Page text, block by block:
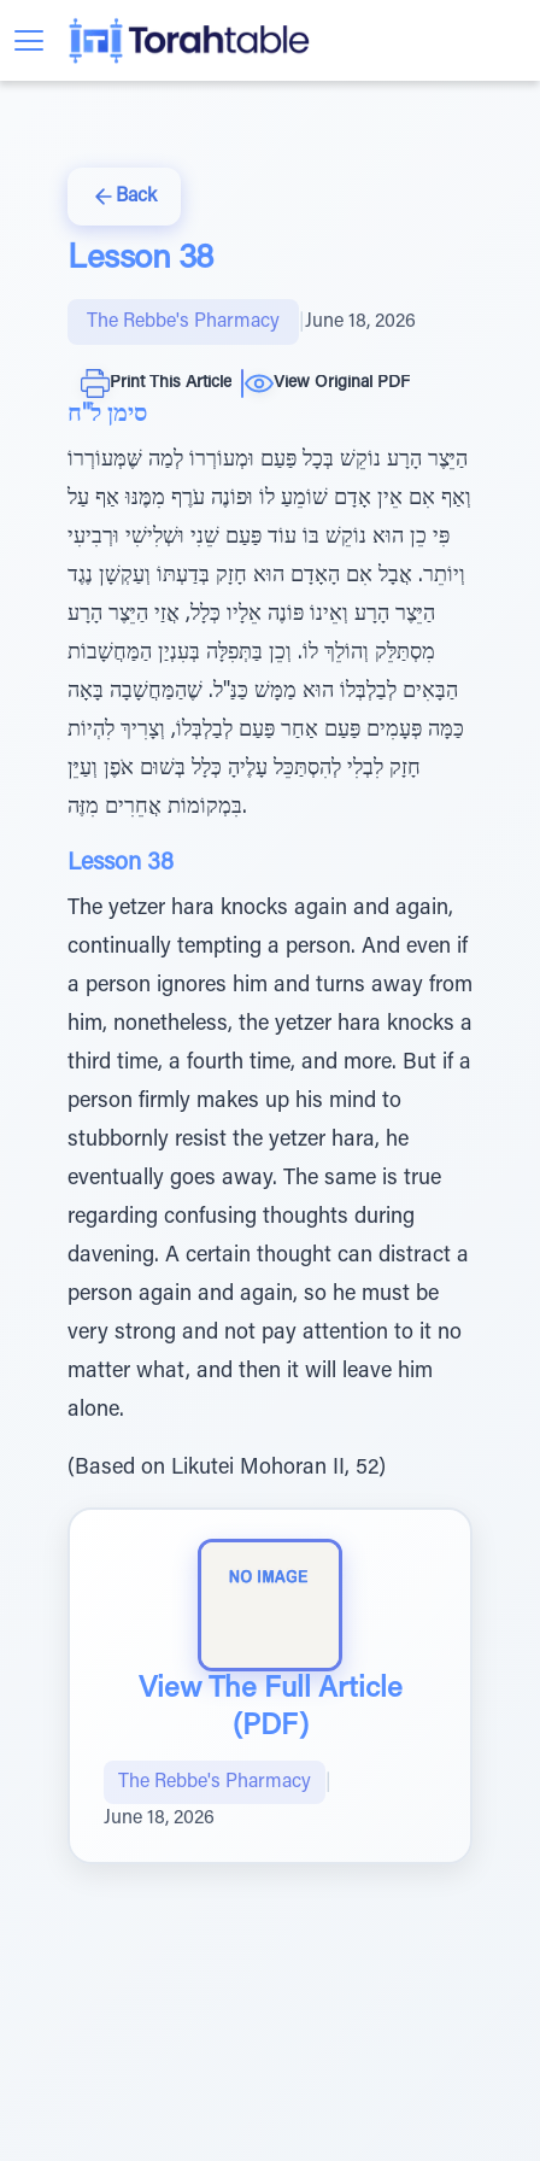
Back
Lesson 38
The Rebbe's Pharmacy June 18, 2026
Print This Article View Original PDF
סימן ל"ח
הַיֵּצֶר הָרָע נוֹקֵשׁ בְּכָל פַּעַם וּמְעוֹרְרוֹ לְמַה שֶּׁמְּעוֹרְרוֹ
וְאַף אִם אֵין אָדָם שׁוֹמֵעַ לוֹ וּפוֹנֶה עֹרֶף מִמֶּנּוּ אַף עַל
פִּי כֵן הוּא נוֹקֵשׁ בּוֹ עוֹד פַּעַם שֵׁנִי וּשְׁלִישִׁי וּרְבִיעִי
וְיוֹתֵר. אֲבָל אִם הָאָדָם הוּא חָזָק בְּדַעְתּוֹ וְעַקְשָׁן נֶגֶד
הַיֵּצֶר הָרָע וְאֵינוֹ פּוֹנֶה אֵלָיו כְּלָל, אֲזַי הַיֵּצֶר הָרָע
מִסְתַּלֵּק וְהוֹלֵךְ לוֹ. וְכֵן בַּתְּפִלָּה בְּעִנְיַן הַמַּחֲשָׁבוֹת
הַבָּאִים לְבַלְבְּלוֹ הוּא מַמָּשׁ כַּנַּ"ל. שֶׁהַמַּחֲשָׁבָה בָּאָה
כַּמָּה פְּעָמִים פַּעַם אַחַר פַּעַם לְבַלְבְּלוֹ, וְצָרִיךְ לִהְיוֹת
חָזָק לִבְלִי לְהִסְתַּכֵּל עָלֶיהָ כְּלָל בְּשׁוּם אֹפֶן וְעַיֵּן
בִּמְקוֹמוֹת אֲחֵרִים מִזֶּה.
Lesson 38
The yetzer hara knocks again and again,
continually tempting a person. And even if
a person ignores him and turns away from
him, nonetheless, the yetzer hara knocks a
third time, a fourth time, and more. But if a
person firmly makes up his mind to
stubbornly resist the yetzer hara, he
eventually goes away. The same is true
regarding confusing thoughts during
davening. A certain thought can distract a
person again and again, so he must be
very strong and not pay attention to it no
matter what, and then it will leave him
alone.
(Based on Likutei Mohoran II, 52)
View The Full Article
(PDF)
The Rebbe's Pharmacy
June 18, 2026